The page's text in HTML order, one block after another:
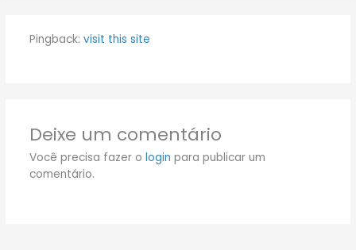
Pingback: visit this site
Deixe um comentário
Você precisa fazer o login para publicar um
comentário.